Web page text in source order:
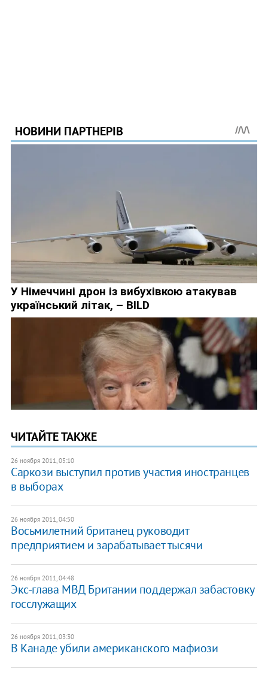
ЧИТАЙТЕ ТАКЖЕ
26 ноября 2011, 05:10
Саркози выступил против участия иностранцев
в выборах
26 ноября 2011, 04:50
Восьмилетний британец руководит
предприятием и зарабатывает тысячи
26 ноября 2011, 04:48
​Экс-глава МВД Британии поддержал забастовку
госслужащих
26 ноября 2011, 03:30
В Канаде убили американского мафиози